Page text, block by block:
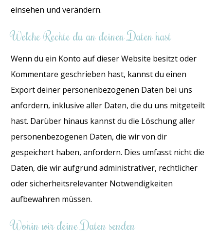
einsehen und verändern.
Welche Rechte du an deinen Daten hast
Wenn du ein Konto auf dieser Website besitzt oder
Kommentare geschrieben hast, kannst du einen
Export deiner personenbezogenen Daten bei uns
anfordern, inklusive aller Daten, die du uns mitgeteilt
hast. Darüber hinaus kannst du die Löschung aller
personenbezogenen Daten, die wir von dir
gespeichert haben, anfordern. Dies umfasst nicht die
Daten, die wir aufgrund administrativer, rechtlicher
oder sicherheitsrelevanter Notwendigkeiten
aufbewahren müssen.
Wohin wir deine Daten senden